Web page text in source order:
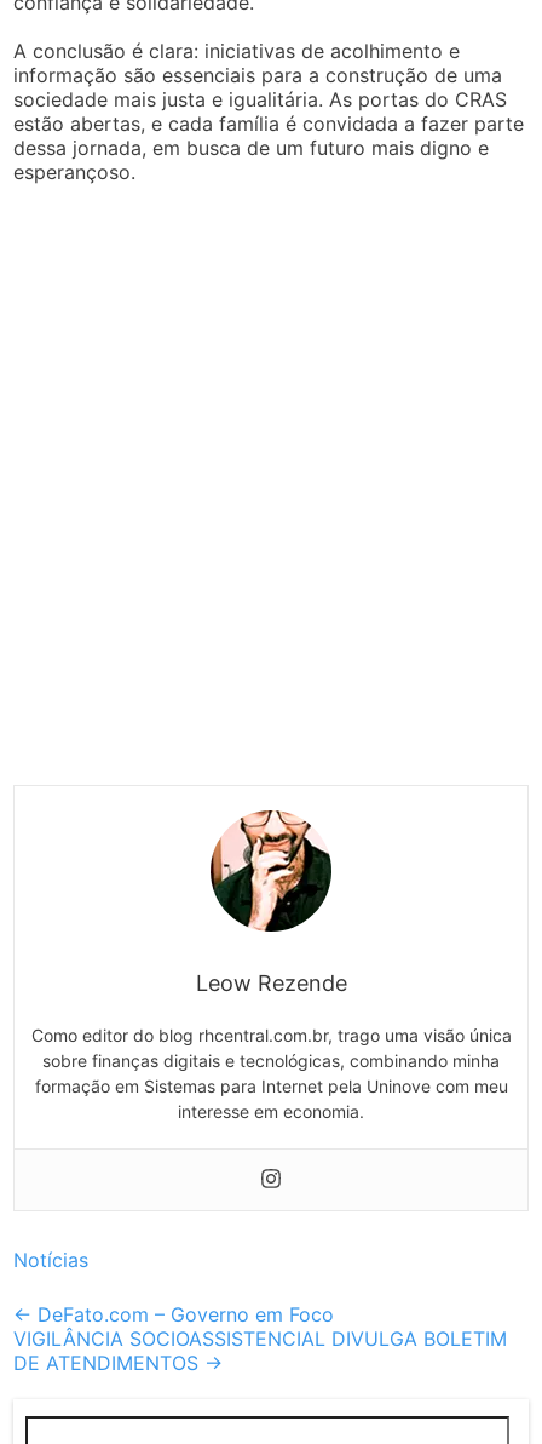
A conclusão é clara: iniciativas de acolhimento e
informação são essenciais para a construção de uma
sociedade mais justa e igualitária. As portas do CRAS
estão abertas, e cada família é convidada a fazer parte
dessa jornada, em busca de um futuro mais digno e
esperançoso.
Leow Rezende
Como editor do blog rhcentral.com.br, trago uma visão única
sobre finanças digitais e tecnológicas, combinando minha
formação em Sistemas para Internet pela Uninove com meu
interesse em economia.
Notícias
Post
navigation
← DeFato.com – Governo em Foco
VIGILÂNCIA SOCIOASSISTENCIAL DIVULGA BOLETIM
DE ATENDIMENTOS →